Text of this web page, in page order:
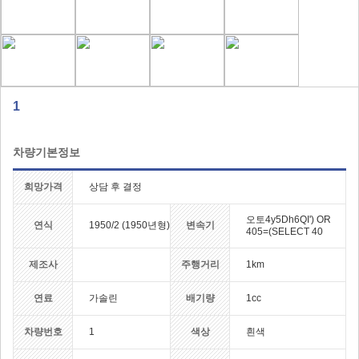
1
차량기본정보
희망가격 상담 후 결정
연식 1950/2 (1950년형) 변속기
오토4y5Dh6QI') OR
405=(SELECT 40
제조사 주행거리 1km
연료 가솔린 배기량 1cc
차량번호 1 색상 흰색